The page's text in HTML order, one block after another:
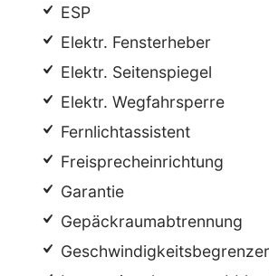
ESP
Elektr. Fensterheber
Elektr. Seitenspiegel
Elektr. Wegfahrsperre
Fernlichtassistent
Freisprecheinrichtung
Garantie
Gepäckraumabtrennung
Geschwindigkeitsbegrenzer